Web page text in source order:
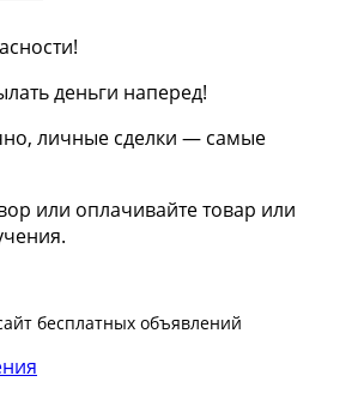
деньги наперед!
личные сделки — самые
или оплачивайте товар или
бесплатных объявлений